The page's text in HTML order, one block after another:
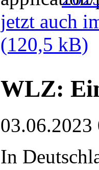
jetzt auch
(120,5 kB)
WLZ:
03.06.2023
In